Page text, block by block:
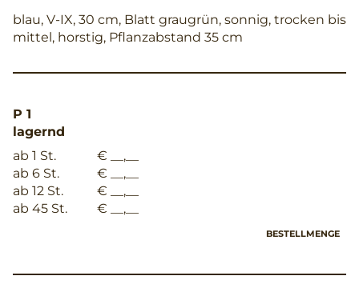
blau, V-IX, 30 cm, Blatt graugrün, sonnig, trocken bis
mittel, horstig, Pflanzabstand 35 cm
P 1
lagernd
ab 1 St.
€ __,__
ab 6 St.
€ __,__
ab 12 St.
€ __,__
ab 45 St.
€ __,__
BESTELLMENGE